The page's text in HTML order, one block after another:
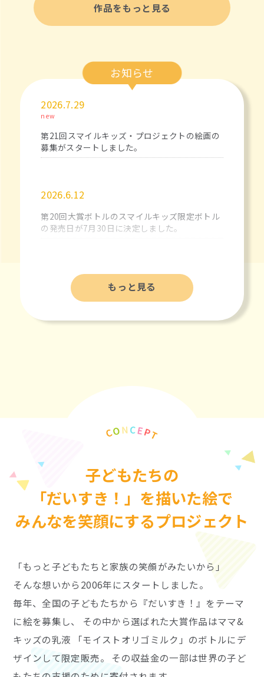
作品をもっと見る
お知らせ
2026.7.29
new
第21回スマイルキッズ・プロジェクトの絵画の
募集がスタートしました。
2026.6.12
第20回大賞ボトルのスマイルキッズ限定ボトル
の発売日が7月30日に決定しました。
2025.12.24
スマイルキッズ・フェスティバル来場予約スタ
もっと見る
子どもたちの
「だいすき！」を描いた絵で
みんなを笑顔にするプロジェクト
「もっと子どもたちと家族の笑顔がみたいから」
そんな想いから2006年にスタートしました。
毎年、全国の子どもたちから『だいすき！』をテーマ
に絵を募集し、
その中から選ばれた大賞作品はママ&
キッズの乳液 「モイストオリゴミルク」のボトルにデ
ザインして限定販売。
その収益金の一部は世界の子ど